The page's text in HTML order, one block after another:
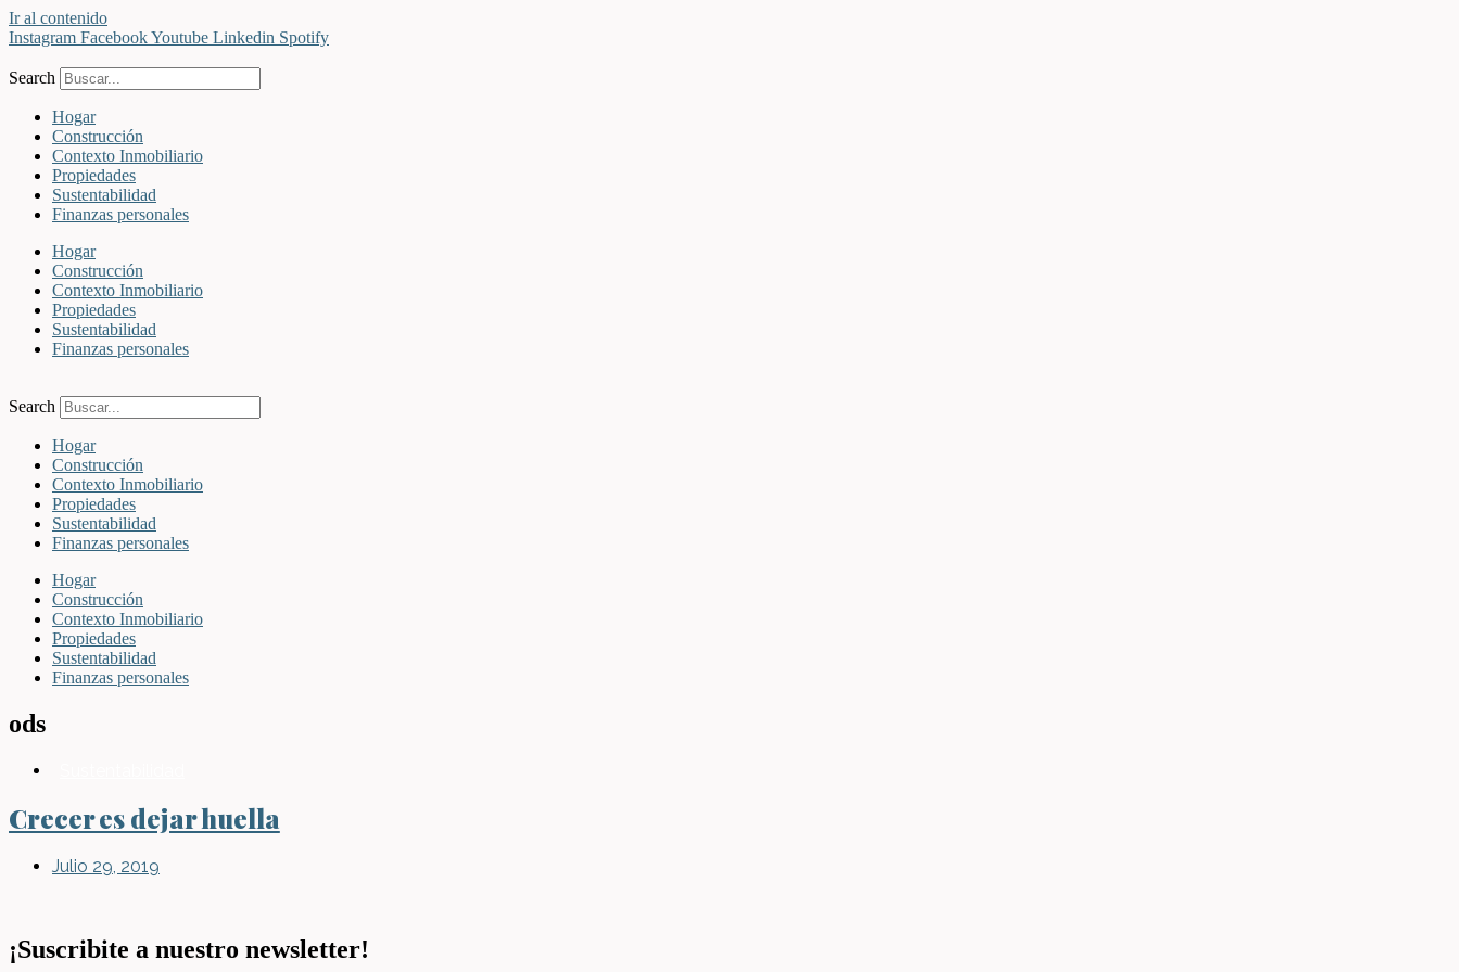
Ir al contenido
Instagram FacebookYoutube Linkedin Spotify
Search
Hogar
Construcción
Contexto Inmobiliario
Propiedades
Sustentabilidad
Finanzas personales
Hogar
Construcción
Contexto Inmobiliario
Propiedades
Sustentabilidad
Finanzas personales
Search
Hogar
Construcción
Contexto Inmobiliario
Propiedades
Sustentabilidad
Finanzas personales
Hogar
Construcción
Contexto Inmobiliario
Propiedades
Sustentabilidad
Finanzas personales
ods
Crecer es dejar huella
Julio 29, 2019
¡Suscribite a nuestro newsletter!